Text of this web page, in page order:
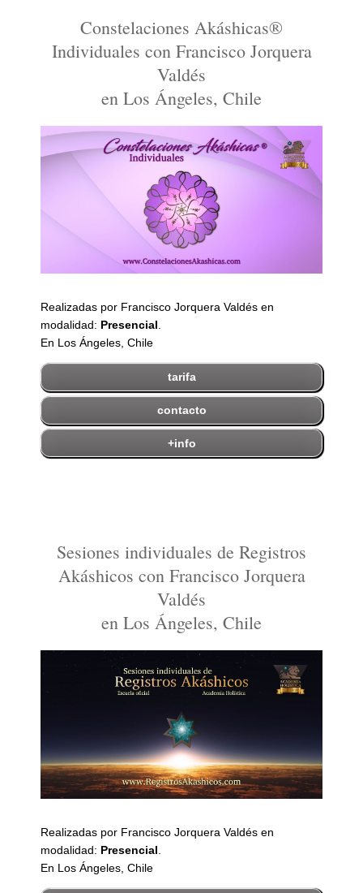
Constelaciones Akáshicas®
Individuales con Francisco Jorquera
Valdés
en Los Ángeles, Chile
Realizadas por Francisco Jorquera Valdés en
modalidad: Presencial
En Los Ángeles, Chile
tarifa
contacto
+info
Sesiones individuales de Registros
Akáshicos con Francisco Jorquera
Valdés
en Los Ángeles, Chile
Realizadas por Francisco Jorquera Valdés en
modalidad: Presencial
En Los Ángeles, Chile